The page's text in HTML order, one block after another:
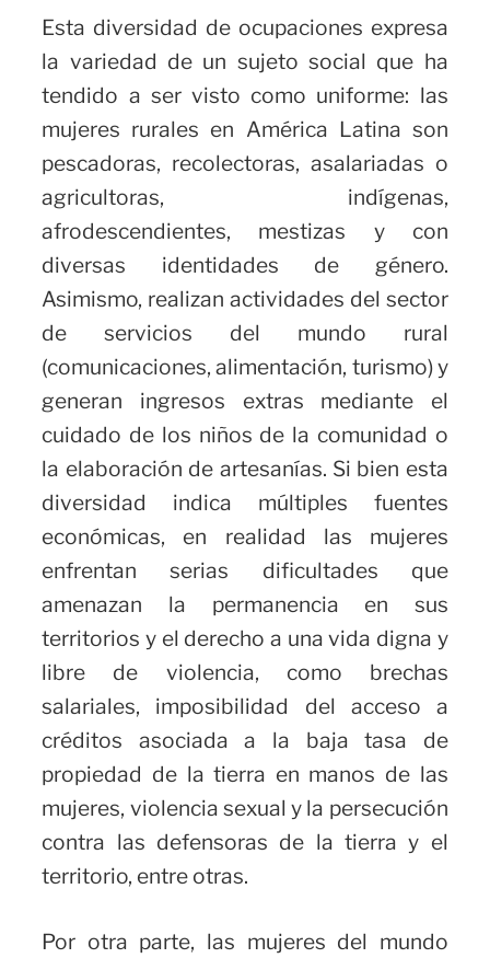
Esta diversidad de ocupaciones expresa
la variedad de un sujeto social que ha
tendido a ser visto como uniforme: las
mujeres rurales en América Latina son
pescadoras, recolectoras, asalariadas o
agricultoras, indígenas,
afrodescendientes, mestizas y con
diversas identidades de género.
Asimismo, realizan actividades del sector
de servicios del mundo rural
(comunicaciones, alimentación, turismo) y
generan ingresos extras mediante el
cuidado de los niños de la comunidad o
la elaboración de artesanías. Si bien esta
diversidad indica múltiples fuentes
económicas, en realidad las mujeres
enfrentan serias dificultades que
amenazan la permanencia en sus
territorios y el derecho a una vida digna y
libre de violencia, como brechas
salariales, imposibilidad del acceso a
créditos asociada a la baja tasa de
propiedad de la tierra en manos de las
mujeres, violencia sexual y la persecución
contra las defensoras de la tierra y el
territorio, entre otras.
Por otra parte, las mujeres del mundo